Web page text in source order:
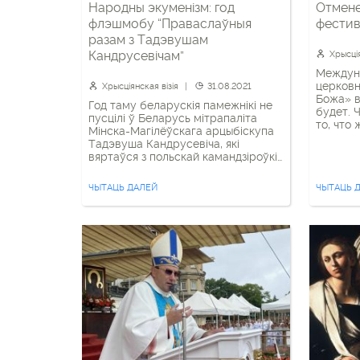
Народны экуменізм: год
флэшмобу “Праваслаўныя
разам з Тадэвушам
Кандрусевічам”
Хрысціянская візія 31.08.2021
Год таму беларускія памежнікі не
пусцілі ў Беларусь мітрапаліта
Мінска-Магілёўскага арцыбіскупа
Тадэвуша Кандрусевіча, які
вяртаўся з польскай камандзіроўкі.
вырашэння поствыбарнага
грамадскага крызісу праз дыялог у
фармаце круглага стала, маліўся
сустрэўся з міністрам унутраных
спраў Юрыем Караевым, каб
“данесці сілавым структурам
пазіцыю Касцёла, які рашуча
выступае […]
ЧЫТАЦЬ ДАЛЕЙ
Божа»
будет.
то, что
важным
ЧЫТАЦЬ